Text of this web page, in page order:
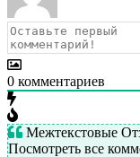
0 комментариев
Межтекстовые
Посмотреть все